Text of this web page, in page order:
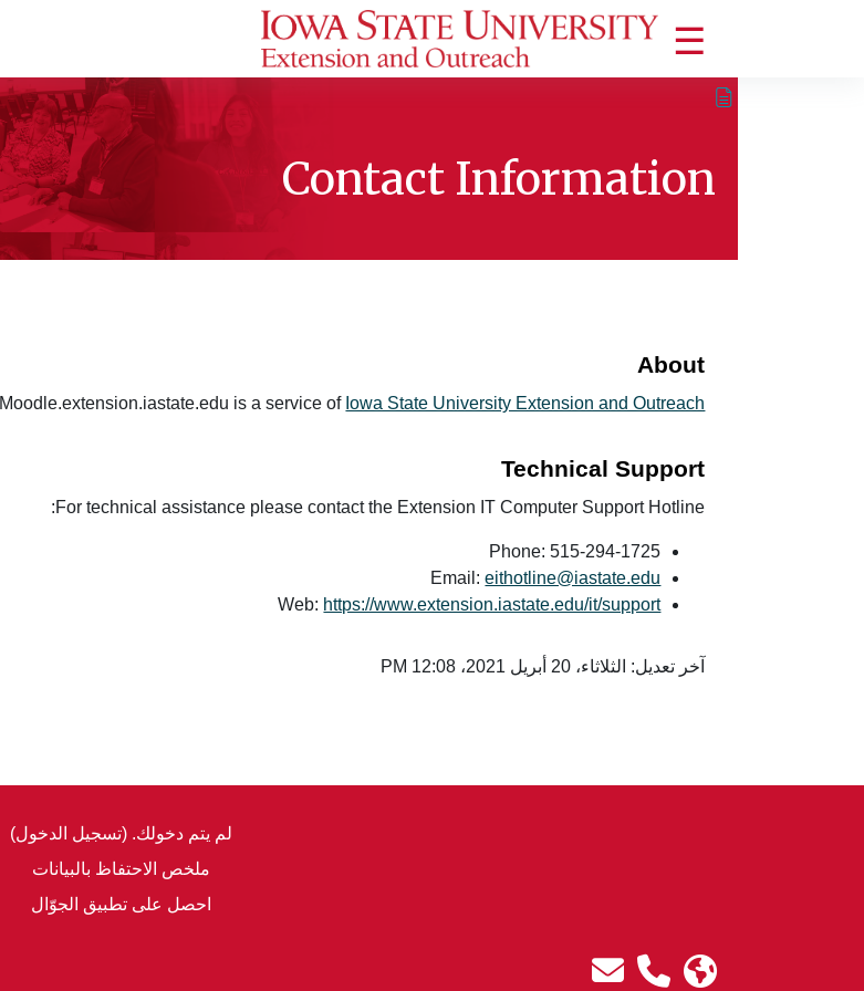
Contact Information
About
Moodle.extension.iastate.edu is a service of Iowa State University Extension and Outreach
Technical Support
For technical assistance please contact the Extension IT Computer Support Hotline:
Phone: 515-294-1725
Email:eithotline@iastate.edu
Web: https://www.extension.iastate.edu/it/support
آخر تعديل: الثلاثاء، 20 أبريل 2021، 12:08 PM
لم يتم دخولك. (تسجيل الدخول)
ملخص الاحتفاظ بالبيانات
احصل على تطبيق الجوّال